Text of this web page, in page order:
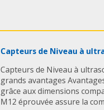
Capteurs de Niveau à
Capteurs de Niveau à
grands avantages
grâce aux dimensions
M12 éprouvée assure la